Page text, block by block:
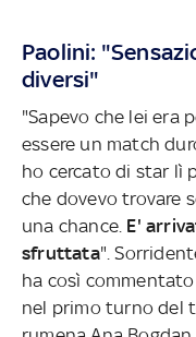
Paolini:
diversi"
"Sapevo che lei era
essere un match
ho cercato di star lì
che dovevo trovare
una chance. E'
sfruttata".
ha così
nel primo turno del